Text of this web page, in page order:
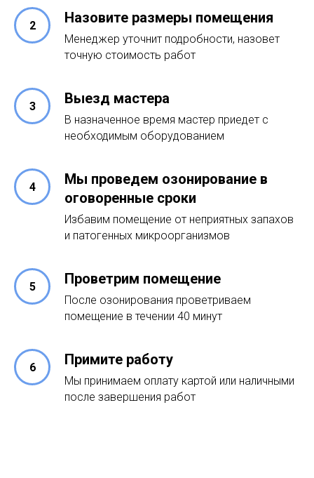
Назовите размеры помещения
Менеджер уточнит подробности, назовет
точную стоимость работ
Выезд мастера
В назначенное время мастер приедет с
необходимым оборудованием
Мы проведем озонирование в
оговоренные сроки
Избавим помещение от неприятных запахов
и патогенных микроорганизмов
Проветрим помещение
После озонирования проветриваем
помещение в течении 40 минут
Примите работу
Мы принимаем оплату картой или наличными
после завершения работ